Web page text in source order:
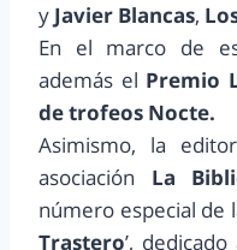
y Javier Blancas,
En el marco de
además el Premio
de trofeos Nocte.
Asimismo, la
asociación La
número especial de
Trastero’,